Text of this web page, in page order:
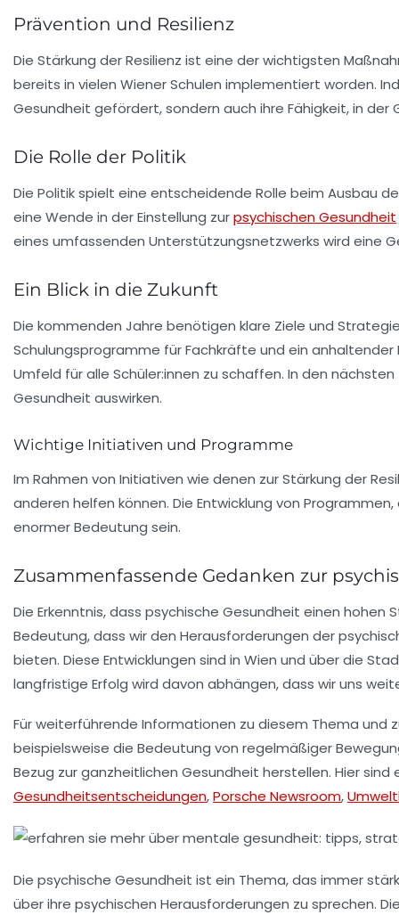
Prävention und Resilienz
Die Stärkung derResilienz ist eine der wichtigsten
bereits in vielen Wiener Schulen implementiert worden.
Gesundheit gefördert, sondern auch ihre Fähigkeit, in
Die Rolle der Politik
Die Politik spielt eine entscheidende Rolle beim Ausbau
eine Wende in der Einstellung zurpsychischen Gesundheit
eines umfassenden Unterstützungsnetzwerks wird eine
Ein Blick in die Zukunft
Die kommenden Jahre benötigen klare Ziele und
Schulungsprogramme für Fachkräfte und ein
Umfeld für alle Schüler:innen zu schaffen. In den
Gesundheit auswirken.
Wichtige Initiativen und Programme
Im Rahmen von Initiativen wie denen zurStärkung der
anderen helfen können. Die Entwicklung von
enormer Bedeutung sein.
Zusammenfassende Gedanken zur
Die Erkenntnis, dass psychische Gesundheit einen hohen
Bedeutung, dass wir den Herausforderungen der
bieten. Diese Entwicklungen sind in Wien und über die
langfristige Erfolg wird davon abhängen, dass wir uns
Für weiterführende Informationen zu diesem Thema und
beispielsweise die Bedeutung von regelmäßiger
Bezug zur ganzheitlichen Gesundheit herstellen. Hier sind
Gesundheitsentscheidungen,Porsche Newsroom,
Die psychische Gesundheit ist ein Thema, das immer
über ihre psychischen Herausforderungen zu sprechen.